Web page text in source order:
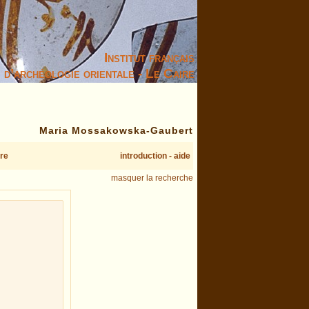
Institut français
d’archéologie orientale - Le Caire
Maria Mossakowska-Gaubert
introduction - aide
masquer la recherche